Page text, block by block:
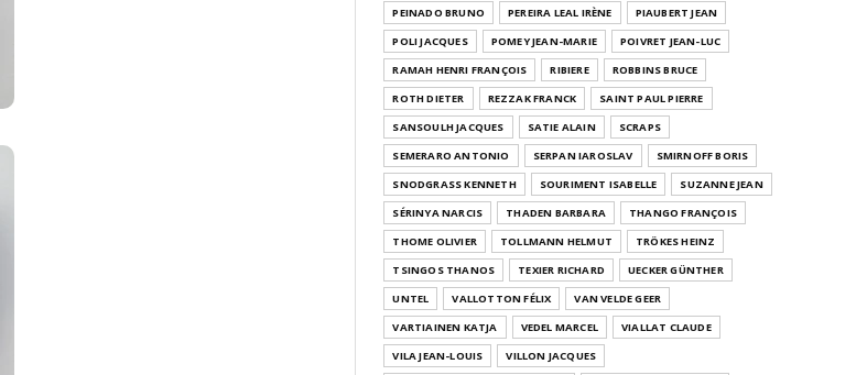
PEINADO BRUNO
PEREIRA LEAL IRÈNE
PIAUBERT JEAN
POLI JACQUES
POMEY JEAN-MARIE
POIVRET JEAN-LUC
RAMAH HENRI FRANÇOIS
RIBIERE
ROBBINS BRUCE
ROTH DIETER
REZZAK FRANCK
SAINT PAUL PIERRE
SANSOULH JACQUES
SATIE ALAIN
SCRAPS
SEMERARO ANTONIO
SERPAN IAROSLAV
SMIRNOFF BORIS
SNODGRASS KENNETH
SOURIMENT ISABELLE
SUZANNE JEAN
SÉRINYA NARCIS
THADEN BARBARA
THANGO FRANÇOIS
THOME OLIVIER
TOLLMANN HELMUT
TRÖKES HEINZ
TSINGOS THANOS
TEXIER RICHARD
UECKER GÜNTHER
UNTEL
VALLOTTON FÉLIX
VAN VELDE GEER
VARTIAINEN KATJA
VEDEL MARCEL
VIALLAT CLAUDE
VILA JEAN-LOUIS
VILLON JACQUES